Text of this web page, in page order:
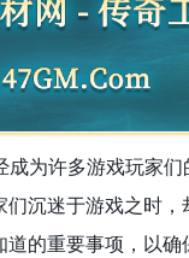
成为许多游戏玩家
沉迷于游戏之时，
的重要事项，以确